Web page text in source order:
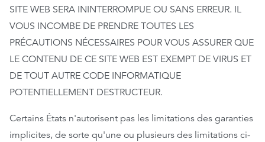
SITE WEB SERA ININTERROMPUE OU SANS ERREUR. IL
VOUS INCOMBE DE PRENDRE TOUTES LES
PRÉCAUTIONS NÉCESSAIRES POUR VOUS ASSURER QUE
LE CONTENU DE CE SITE WEB EST EXEMPT DE VIRUS ET
DE TOUT AUTRE CODE INFORMATIQUE
POTENTIELLEMENT DESTRUCTEUR.
Certains États n'autorisent pas les limitations des garanties
implicites, de sorte qu'une ou plusieurs des limitations ci-